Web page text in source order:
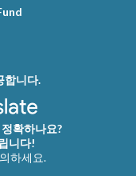
합니다.
확하나요?
니다!
하세요.